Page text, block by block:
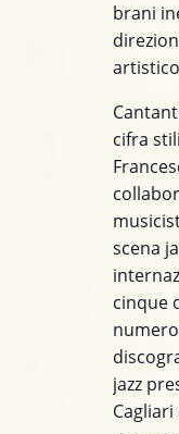
brani
cifra
scena
cinque
jazz